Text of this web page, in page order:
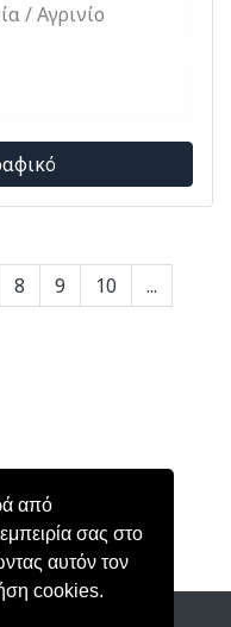
από
σας στο
αυτόν τον
cookies.
/ Αγρινίο
8 9 10 ...